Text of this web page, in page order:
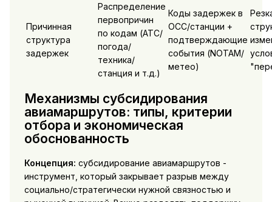
Причинная
структура
задержек
Распределение
первопричин
по кодам (ATC/
погода/
техника/
станция и т.д.)
Коды задержек в
OCC/станции +
подтверждающие
события (NOTAM/
метео)
Механизмы субсидирования
авиамаршрутов: типы, критерии
отбора и экономическая
обоснованность
Концепция: субсидирование авиамаршрутов -
инструмент, который закрывает разрыв между
социально/стратегически нужной связностью и